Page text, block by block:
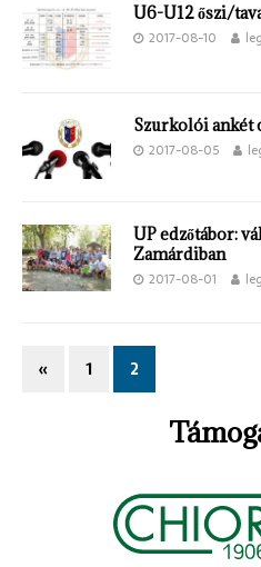
U6-U12 őszi/
2017-08-10
Szurkolói ankét
2017-08-05
UP edzőtábor:
Zamárdiban
2017-08-01
« 1 2